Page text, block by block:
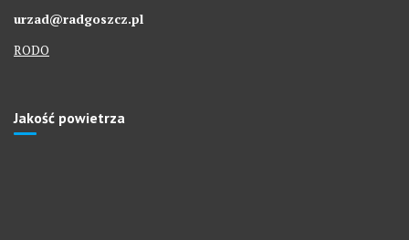
urzad@radgoszcz.pl
RODO
Jakość powietrza